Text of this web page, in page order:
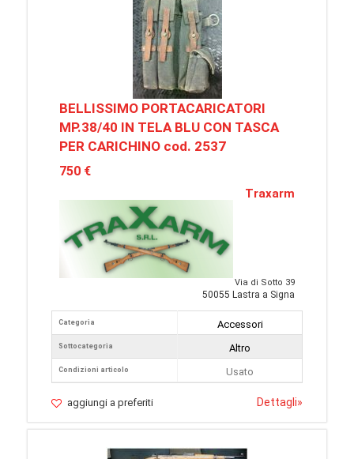
BELLISSIMO PORTACARICATORI
MP.38/40 IN TELA BLU CON TASCA
PER CARICHINO cod. 2537
750 €
Traxarm
Via di Sotto 39
50055 Lastra a Signa
Categoria
Sottocategoria
Condizioni articolo
Accessori
Altro
Usato
aggiungi a preferiti Dettagli»